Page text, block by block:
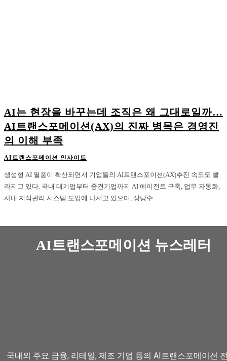
AI는 현장을 바꾸는데 조직은 왜 그대로일까…
AI트랜스포메이션(AX)의 진짜 병목은 경영진
의 이해 부족
AI트랜스포메이션 인사이트
생성형 AI 열풍이 확산되면서 기업들의 AI트랜스포이션(AX)추진 속도도 빨
라지고 있다. 국내 대기업부터 중견기업까지 AI 에이전트 구축, 업무 자동화,
사내 지식관리 시스템 도입에 나서고 있으며, 상당수...
AI트랜스포메이션 뉴스레터
국내외 주요 금융, 리테일, 제조 기업 등의 AI트랜스포메이션